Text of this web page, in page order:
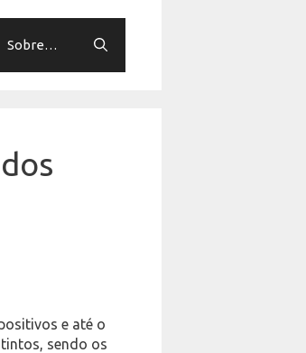
Sobre…
e até o
sendo os